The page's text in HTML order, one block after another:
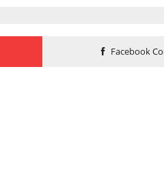
Facebook